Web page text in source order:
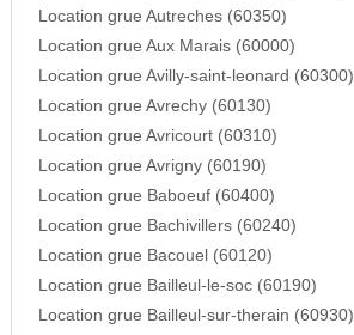
Location grue Autreches (60350)
Location grue Aux Marais (60000)
Location grue Avilly-saint-leonard (60300)
Location grue Avrechy (60130)
Location grue Avricourt (60310)
Location grue Avrigny (60190)
Location grue Baboeuf (60400)
Location grue Bachivillers (60240)
Location grue Bacouel (60120)
Location grue Bailleul-le-soc (60190)
Location grue Bailleul-sur-therain (60930)